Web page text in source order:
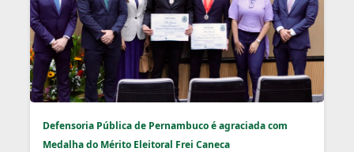
Defensoria Pública de Pernambuco é agraciada com
Medalha do Mérito Eleitoral Frei Caneca